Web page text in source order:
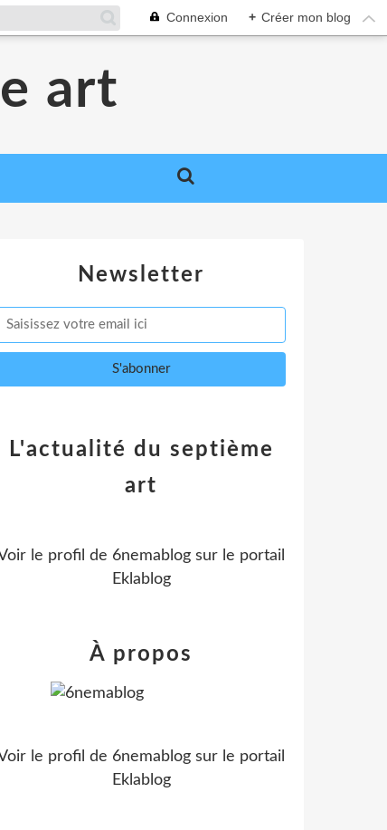
Connexion + Créer mon blog
art
Newsletter
L'actualité du septième
art
le profil de 6nemablog sur le portail
Eklablog
À propos
le profil de 6nemablog sur le portail
Eklablog